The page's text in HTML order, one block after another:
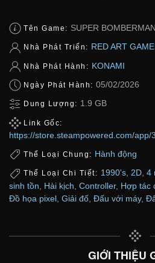
Tên Game: SUPER
Nhà Phát Triển: RED ART
Nhà Phát Hành: KONAMI
Ngày Phát Hành: 05/02/2026
Dung Lượng: 1.9 GB
Link Gốc:
https://store.steampowered.com/app/
Thể Loại Chung: Hành động
Thể Loại Chi Tiết: 1990's, 2D, 4
sinh tồn
Hài kịch Controller, Hợp tác
Đồ họa pixel Giải đố Đấu với máy,
GIỚI THIỆU